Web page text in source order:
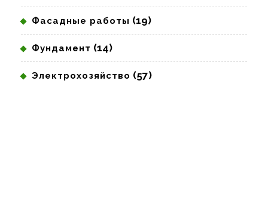
Фасадные работы (19)
Фундамент (14)
Электрохозяйство (57)